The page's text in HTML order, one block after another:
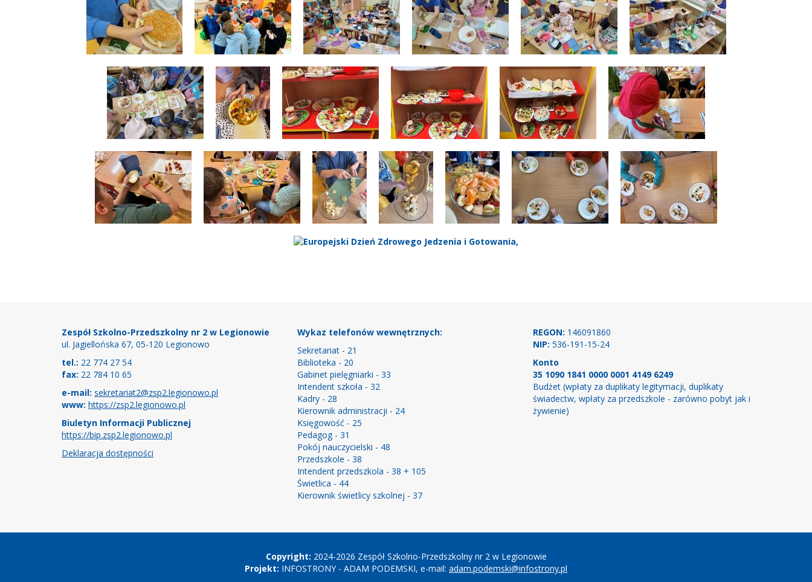
Zespół Szkolno-Przedszkolny nr 2 w Legionowie
ul. Jagiellońska 67, 05-120 Legionowo
tel.: 22 774 27 54
fax: 22 784 10 65
e-mail: sekretariat2@zsp2.legionowo.pl
www: https://zsp2.legionowo.pl
Biuletyn Informacji Publicznej
https://bip.zsp2.legionowo.pl
Deklaracja dostępności
Wykaz telefonów wewnętrznych:
Sekretariat - 21
Biblioteka - 20
Gabinet pielęgniarki - 33
Intendent szkoła - 32
Kadry - 28
Kierownik administracji - 24
Księgowość - 25
Pedagog - 31
Pokój nauczycielski - 48
Przedszkole - 38
Intendent przedszkola - 38 + 105
Świetlica - 44
Kierownik świetlicy szkolnej - 37
REGON: 146091860
NIP: 536-191-15-24
Konto
35 1090 1841 0000 0001 4149 6249
Budżet (wpłaty za duplikaty legitymacji, duplikaty
świadectw, wpłaty za przedszkole - zarówno pobyt jak i
żywienie)
Copyright: 2024-2026 Zespół Szkolno-Przedszkolny nr 2 w Legionowie
Projekt: INFOSTRONY - ADAM PODEMSKI, e-mail: adam.podemski@infostrony.pl